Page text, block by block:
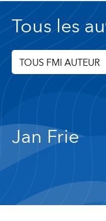
Tous les
TOUS FMI AUTEUR
Jan Frie